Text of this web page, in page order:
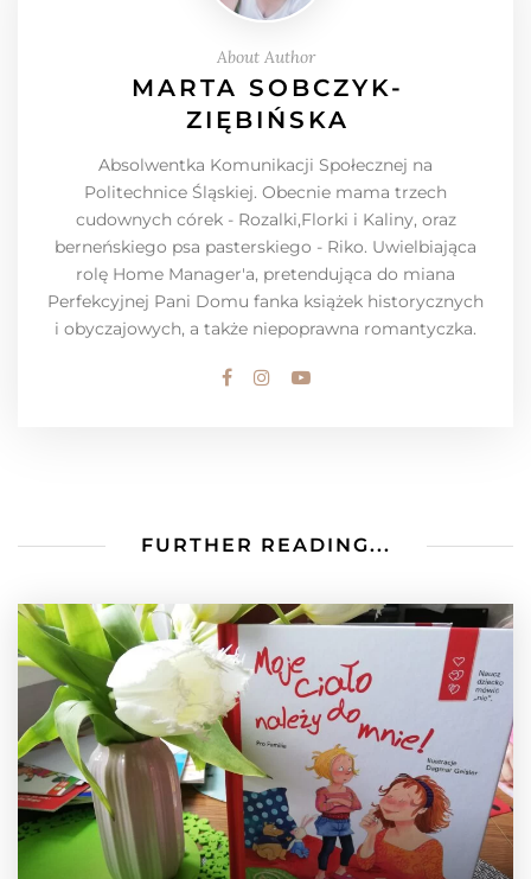
About Author
MARTA SOBCZYK-
ZIĘBIŃSKA
Absolwentka Komunikacji Społecznej na
Politechnice Śląskiej. Obecnie mama trzech
cudownych córek - Rozalki,Florki i Kaliny, oraz
berneńskiego psa pasterskiego - Riko. Uwielbiająca
rolę Home Manager'a, pretendująca do miana
Perfekcyjnej Pani Domu fanka książek historycznych
i obyczajowych, a także niepoprawna romantyczka.
FURTHER READING...